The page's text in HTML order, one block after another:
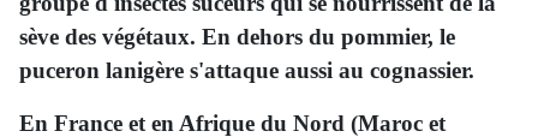
sève des végétaux. En dehors du pommier, le
puceron lanigère s'attaque aussi au cognassier.
En France et en Afrique du Nord (Maroc et